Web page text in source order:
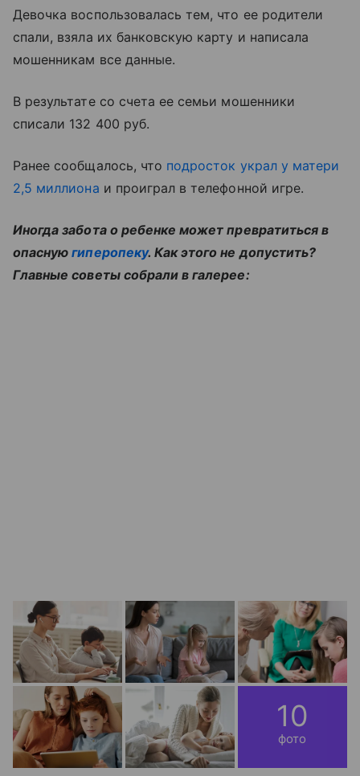
Девочка воспользовалась тем, что ее родители
спали, взяла их банковскую карту и написала
мошенникам все данные.
В результате со счета ее семьи мошенники
списали 132 400 руб.
Ранее сообщалось, что подросток украл у матери
2,5 миллиона и проиграл в телефонной игре.
Иногда забота о ребенке может превратиться в
опаснуюгиперопеку. Как этого не допустить?
Главные советы собрали в галерее:
10
фото